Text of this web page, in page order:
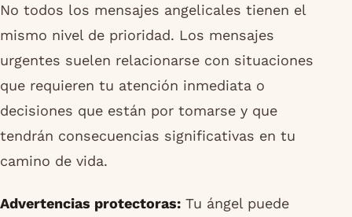
No todos los mensajes angelicales tienen el
mismo nivel de prioridad. Los mensajes
urgentes suelen relacionarse con situaciones
que requieren tu atención inmediata o
decisiones que están por tomarse y que
tendrán consecuencias significativas en tu
camino de vida.
Advertencias protectoras: Tu ángel puede